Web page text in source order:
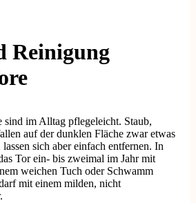
Reinigung
sind im Alltag pflegeleicht. Staub,
auf der dunklen Fläche zwar etwas
sich aber einfach entfernen. In
Tor ein- bis zweimal im Jahr mit
weichen Tuch oder Schwamm
mit einem milden, nicht